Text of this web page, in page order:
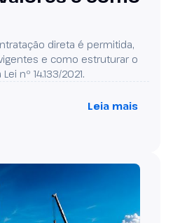
direta é permitida,
e como estruturar o
nº 14.133/2021.
Leia mais